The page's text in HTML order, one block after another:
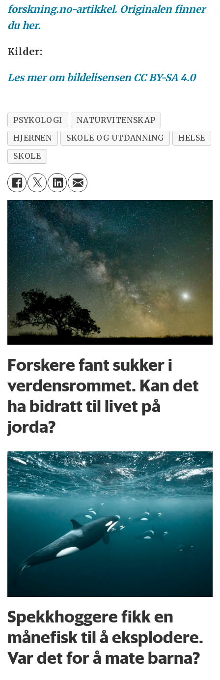
forskning.no-artikkel. Originalen finner
du her.
Kilder:
Les mer om bildelisensen CC BY-SA 4.0
PSYKOLOGI
NATURVITENSKAP
HJERNEN
SKOLE OG UTDANNING
HELSE
SKOLE
Forskere fant sukker i
verdensrommet. Kan det
ha bidratt til livet på
jorda?
Spekkhoggere fikk en
månefisk til å eksplodere.
Var det for å mate barna?